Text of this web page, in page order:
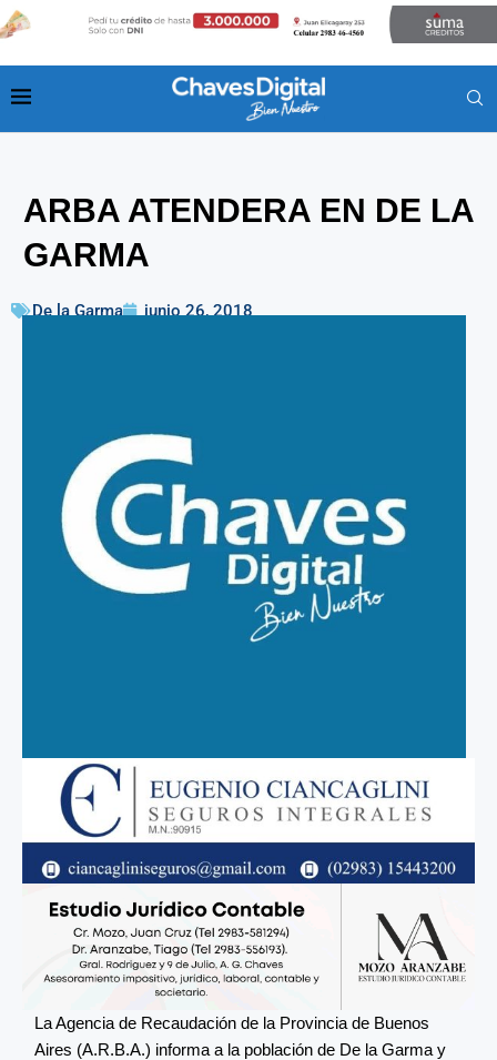
ARBA ATENDERA EN DE LA
GARMA
De la Garma junio 26, 2018
La Agencia de Recaudación de la Provincia de Buenos
Aires (A.R.B.A.) informa a la población de De la Garma y